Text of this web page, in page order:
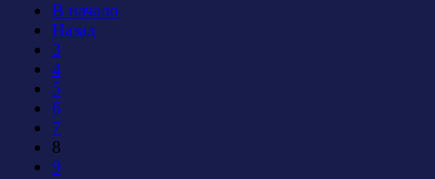
В начало
Назад
3
4
5
6
7
8
9